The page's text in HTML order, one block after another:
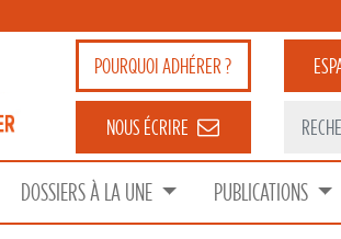
POURQUOIADHÉRER ?
NOUS ÉCRIRE
DOSSIERS À LA UNE PUBLICATIONS